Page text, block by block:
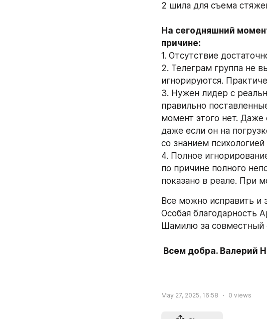
2 шила для съема
На сегодняшний
причине:
1. Отсутствие
2. Телеграм группа не
игнорируются.
3. Нужен лидер с
правильно
момент этого нет.
даже если он на
со знанием
4. Полное
по причине полного
показано в реале. При
Все можно исправить и
Особая благодарность
Шамилю за совместный
Всем добра. Валерий
May 27, 2025, 16:58 0 views